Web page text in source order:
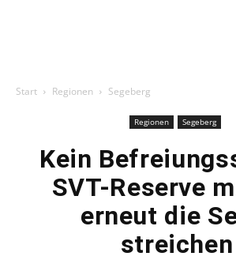
Start Regionen Segeberg
Regionen Segeberg
Kein
SVT-Reserve
erneut die
streichen